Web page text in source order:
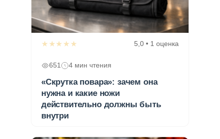
★★★★★ 5,0 • 1 оценка
651 4 мин чтения
«Скрутка повара»: зачем она
нужна и какие ножи
действительно должны быть
внутри